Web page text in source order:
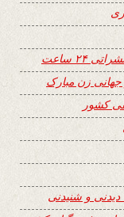
۲۴ ساعت
زن مبارک
کشور
و شنیدنی